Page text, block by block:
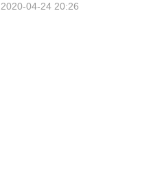
2020-04-24 20:26